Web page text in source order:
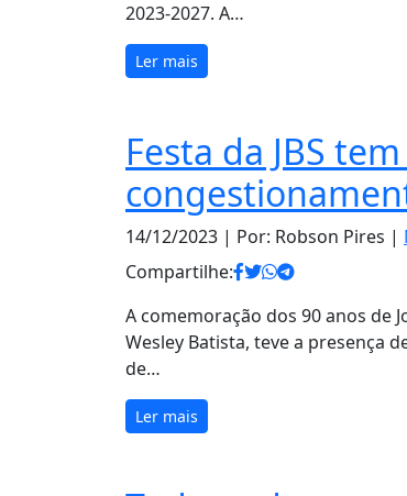
2023-2027. A…
Ler mais
Festa da JBS
14/12/2023 | Por: Robson Pires |
Compartilhe:
A comemoração dos 90 anos de
Wesley Batista, teve a presença
de…
Ler mais